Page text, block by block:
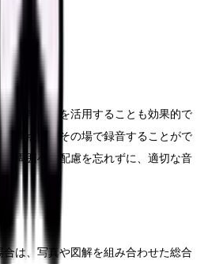
音声メモを活用することも効果的で
問点を、その場で録音することがで
周囲への配慮を忘れずに、適切な音
は、写真や図解を組み合わせた総合